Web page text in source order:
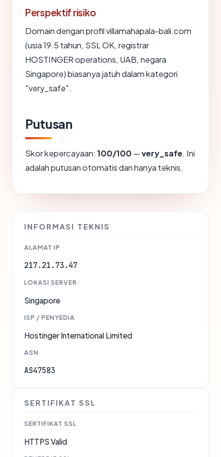
Perspektif risiko
Domain dengan profil villamahapala-bali.com
(usia 19.5 tahun, SSL OK, registrar
HOSTINGER operations, UAB, negara
Singapore) biasanya jatuh dalam kategori
"very_safe".
Putusan
Skor kepercayaan: 100/100 —very_safe. Ini
adalah putusan otomatis dan hanya teknis.
INFORMASI TEKNIS
ALAMAT IP
217.21.73.47
LOKASI SERVER
Singapore
ISP / PENYEDIA
Hostinger International Limited
ASN
AS47583
SERTIFIKAT SSL
SERTIFIKAT SSL
HTTPS Valid